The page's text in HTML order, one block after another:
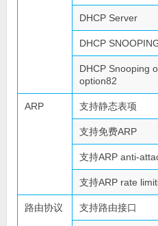
DHCP Server
DHCP
DHCP Snooping
option82
ARP 支持静态表项
支持免费ARP
支持ARP anti-
支持ARP rate
路由协议 支持路由接口